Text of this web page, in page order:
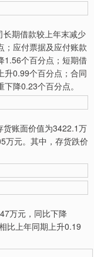
期借款较上年末减少
；应付票据及应付账款
1.56个百分点；短期借
升0.99个百分点；合同
降0.23个百分点。
账面价值为3422.1万
万元。其中，存货跌价
万元，同比下降
比上年同期上升0.19